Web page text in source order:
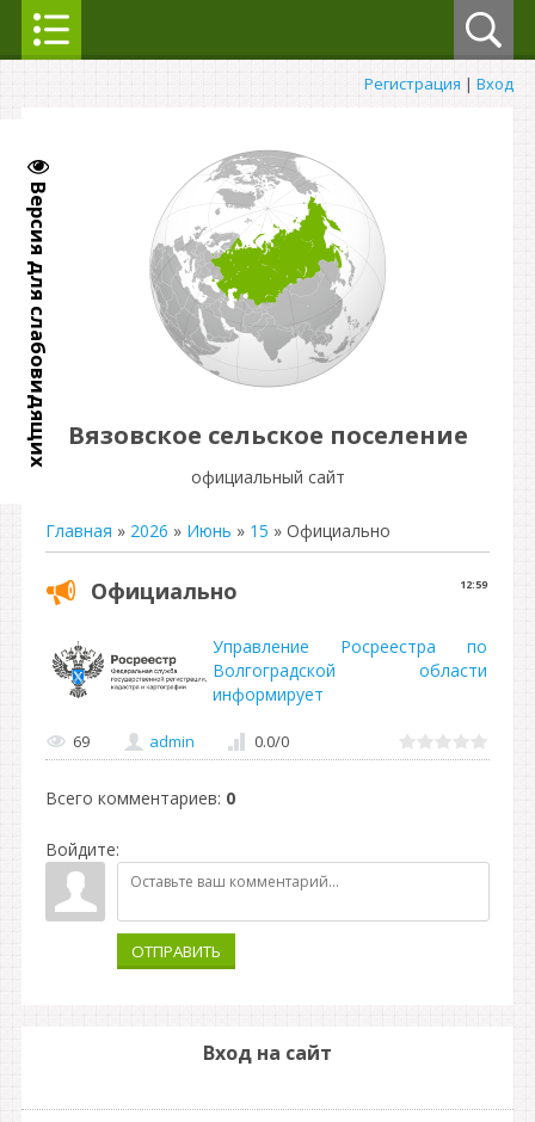
Версия для слабовидящих
Регистрация | Вход
Вязовское сельское поселение
официальный сайт
Главная » 2026 » Июнь » 15 » Официально
12:59
Официально
Управление Росреестра по
Волгоградской области
информирует
69 admin 0.0/0
Всего комментариев: 0
Войдите:
ОТПРАВИТЬ
Вход на сайт